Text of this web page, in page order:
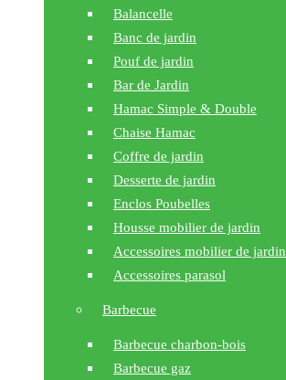
Balancelle
Banc de jardin
Pouf de jardin
Bar de Jardin
Hamac Simple & Double
Chaise Hamac
Coffre de jardin
Desserte de jardin
Enclos Poubelles
Housse mobilier de jardin
Accessoires mobilier de jardin
Accessoires parasol
Barbecue
Barbecue charbon-bois
Barbecue gaz